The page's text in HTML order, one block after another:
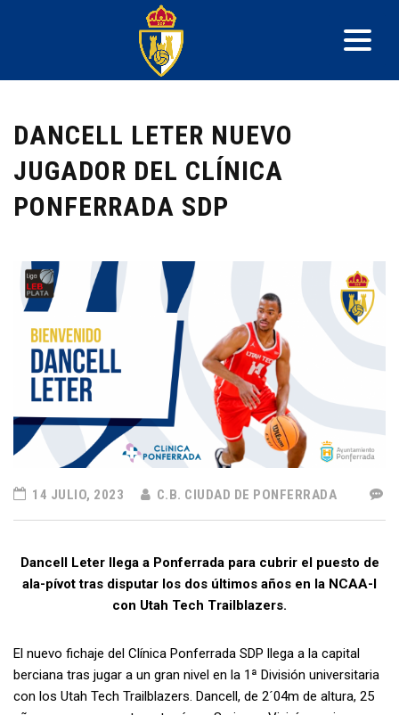
DANCELL LETER NUEVO
JUGADOR DEL CLÍNICA
PONFERRADA SDP
14 JULIO, 2023 C.B. CIUDAD DE PONFERRADA
Dancell Leter llega a Ponferrada para cubrir el puesto de
ala-pívot tras disputar los dos últimos años en la NCAA-I
con Utah Tech Trailblazers.
El nuevo fichaje del Clínica Ponferrada SDP llega a la capital
berciana tras jugar a un gran nivel en la 1ª División universitaria
con los Utah Tech Trailblazers. Dancell, de 2´04m de altura, 25